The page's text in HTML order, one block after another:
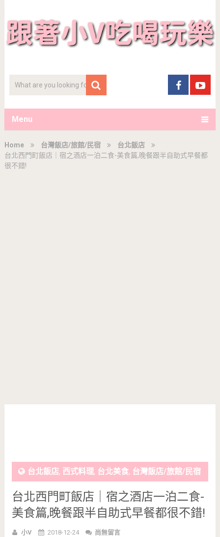
Menu
Home 台灣飯店/旅館/民宿
台北飯店
台北西門町飯店｜宿之酒店一泊二食-美食篇,晚餐跟半自助式早餐都
很不錯!
台北飯店, 西式料理, 台北美食, 台灣飯店/旅館/民宿
台北西門町飯店｜宿之酒店一泊二食-
美食篇,晚餐跟半自助式早餐都很不錯!
小V 2018-12-24 尚無留言